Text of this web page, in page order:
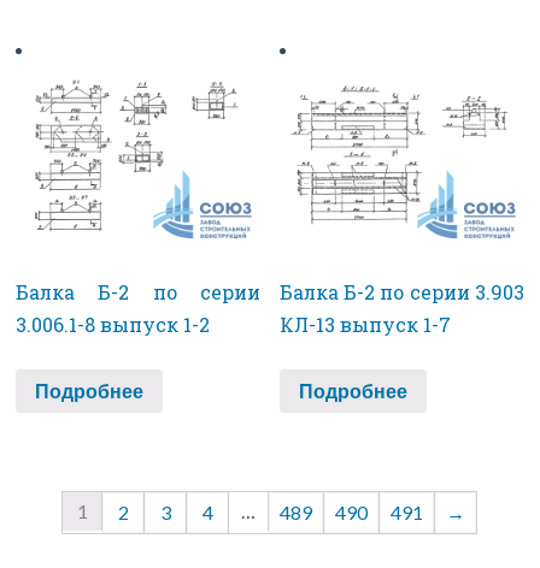
Балка Б-2 по серии
3.006.1-8 выпуск 1-2
Подробнее
Балка Б-2 по серии 3.903
КЛ-13 выпуск 1-7
Подробнее
1 2 3 4 … 489 490 491 →